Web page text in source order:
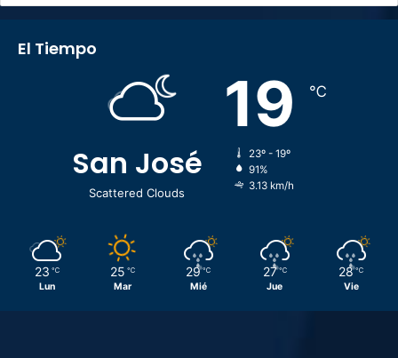
El Tiempo
San José
Scattered Clouds
19 ℃
23º - 19º
91%
3.13 km/h
23 ℃
Lun
25 ℃
Mar
29 ℃
Mié
27 ℃
Jue
28 ℃
Vie